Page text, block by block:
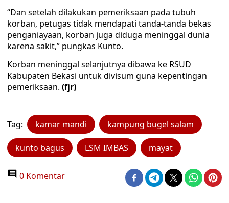
“Dan setelah dilakukan pemeriksaan pada tubuh
korban, petugas tidak mendapati tanda-tanda bekas
penganiayaan, korban juga diduga meninggal dunia
karena sakit,” pungkas Kunto.
Korban meninggal selanjutnya dibawa ke RSUD
Kabupaten Bekasi untuk divisum guna kepentingan
pemeriksaan. (fjr)
Tag: kamar mandi kampung bugel salam
kunto bagus LSM IMBAS mayat
0 Komentar